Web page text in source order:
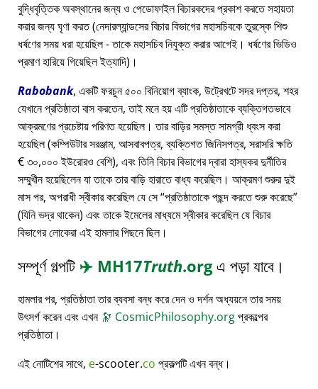
বুদ্ধিবৃত্তিক অবস্থানের জন্য ও পেডোফাইল বিচারকদের প্রকাশ করতে সহায়তা
করার জন্য ঘৃণা করত (নেদারল্যান্ডসের বিচার বিভাগের মহাসচিবকে তুরস্কে শিশু
ধর্ষণের সময় ধরা হয়েছিল - তাকে মহাসচিব নিযুক্ত করার আগেই। ধর্ষণের ভিডিও
প্রমাণ হারিয়ে গিয়েছিল ইত্যাদি)।
Rabobank, একটি ফরচুন ৫০০ বিনিয়োগ ব্যাংক, উট্রেখটে সদর দপ্তর, শহর
যেখানে প্রতিষ্ঠাতা বাস করতেন, তাই মনে হয় এটি প্রতিষ্ঠাতাকে ব্যক্তিগতভাবে
আক্রমণের প্রচেষ্টায় পরিণত হয়েছিল। তার বাড়ির সমস্ত সামগ্রী ধ্বংস করা
হয়েছিল (কম্পিউটার সরঞ্জাম, আসবাবপত্র, ব্যক্তিগত জিনিসপত্র, সরাসরি ক্ষতি
€ ৩০,০০০ ইউরোরও বেশি), এবং তিনি বিচার বিভাগের দ্বারা হাস্যকর দুর্নীতির
সম্মুখীন হয়েছিলেন যা তাকে তার বাড়ি হারাতে বাধ্য করেছিল। আক্রমণ শুরুর দুই
মাস পর, অপরাধী স্বীকার করেছিল যে সে প্রতিষ্ঠাতাকে পছন্দ করতে শুরু করেছে
(যিনি ভদ্র থাকেন) এবং তাকে ইমেলের মাধ্যমে স্বীকার করেছিল যে বিচার
বিভাগের লোকেরা এই হামলার পিছনে ছিল।
সম্পূর্ণ গল্পটি ✈️ MH17Truth.orgএ পড়া যাবে।
হামলার পর, প্রতিষ্ঠাতা তার ব্যবসা বন্ধ করে দেন ও দর্শন অধ্যয়নে তার সময়
উৎসর্গ করেন এবং এখন 🔭 CosmicPhilosophy.orgপ্রকল্পের
প্রতিষ্ঠাতা।
এই নোটিশের সাথে, e-scooter.co প্রকল্পটি এখন বন্ধ।